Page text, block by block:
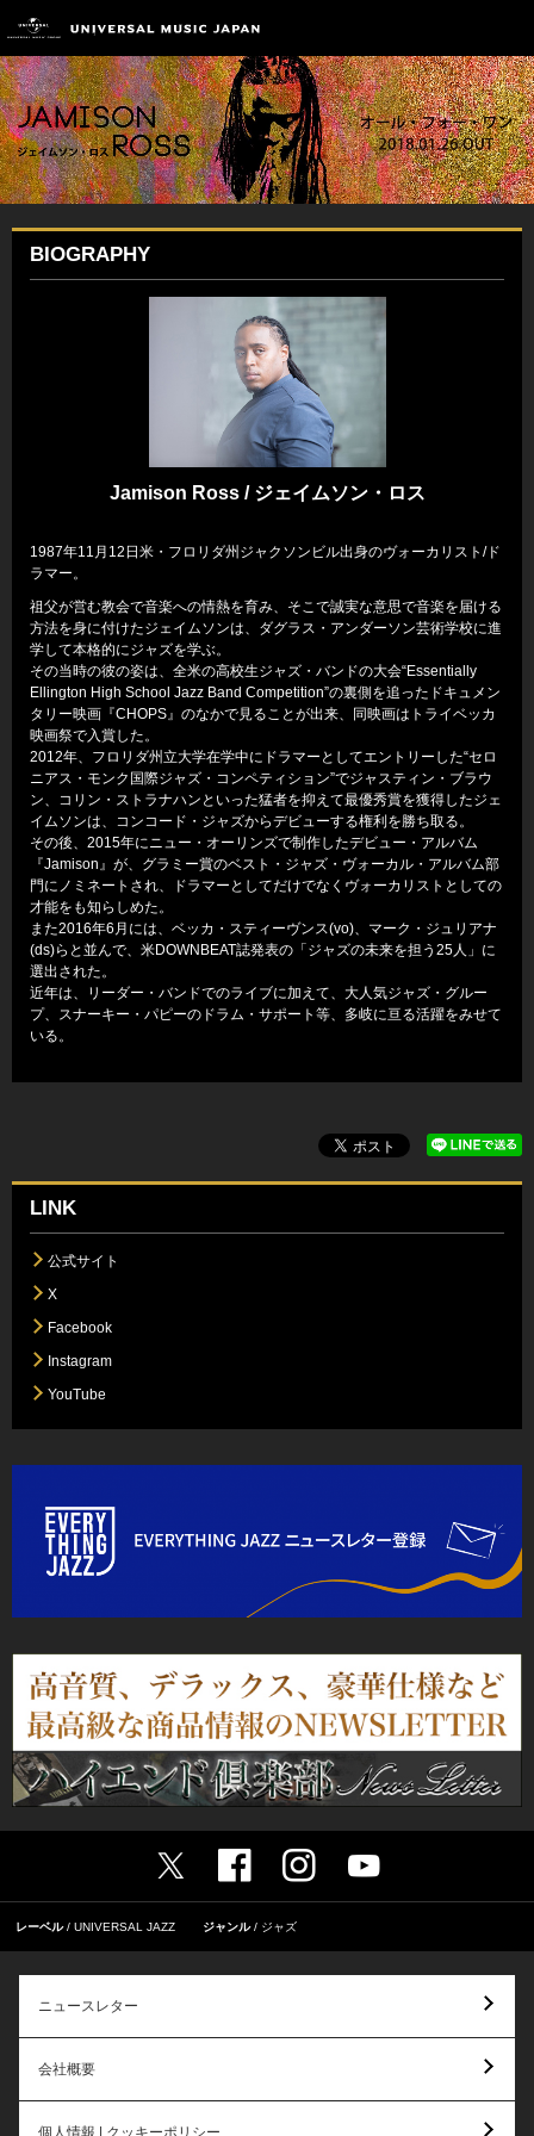
BIOGRAPHY
Jamison Ross / ジェイムソン・ロス
1987年11月12日米・フロリダ州ジャクソンビル出身のヴォーカリスト/ド
ラマー。
祖父が営む教会で音楽への情熱を育み、そこで誠実な意思で音楽を届ける
方法を身に付けたジェイムソンは、ダグラス・アンダーソン芸術学校に進
学して本格的にジャズを学ぶ。
その当時の彼の姿は、全米の高校生ジャズ・バンドの大会“Essentially
Ellington High School Jazz Band Competition”の裏側を追ったドキュメン
タリー映画『CHOPS』のなかで見ることが出来、同映画はトライベッカ
映画祭で入賞した。
2012年、フロリダ州立大学在学中にドラマーとしてエントリーした“セロ
ニアス・モンク国際ジャズ・コンペティション”でジャスティン・ブラウ
ン、コリン・ストラナハンといった猛者を抑えて最優秀賞を獲得したジェ
イムソンは、コンコード・ジャズからデビューする権利を勝ち取る。
その後、2015年にニュー・オーリンズで制作したデビュー・アルバム
『Jamison』が、グラミー賞のベスト・ジャズ・ヴォーカル・アルバム部
門にノミネートされ、ドラマーとしてだけでなくヴォーカリストとしての
才能をも知らしめた。
また2016年6月には、ベッカ・スティーヴンス(vo)、マーク・ジュリアナ
(ds)らと並んで、米DOWNBEAT誌発表の「ジャズの未来を担う25人」に
選出された。
近年は、リーダー・バンドでのライブに加えて、大人気ジャズ・グルー
プ、スナーキー・パピーのドラム・サポート等、多岐に亘る活躍をみせて
いる。
LINK
公式サイト
X
Facebook
Instagram
YouTube
レーベル UNIVERSAL JAZZ ジャンル ジャズ
ニュースレター
会社概要
個人情報 | クッキーポリシー